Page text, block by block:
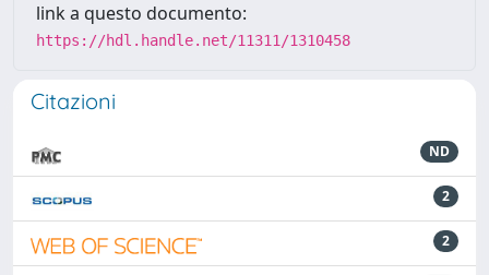
link a questo documento:
https://hdl.handle.net/11311/1310458
Citazioni
ND
2
2